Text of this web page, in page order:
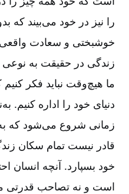
را نیز در خود می‌بیند که
خوشبختی و سعادت
زندگی در حقیقت به
ما هیچ‌وقت نباید فکر کنیم
دنیای خود را اداره
زمانی شروع می‌شود که
قادر نیست تمام سکان
خود بسپارد. آنچه انسان
است و نه تصاحب قدرتی